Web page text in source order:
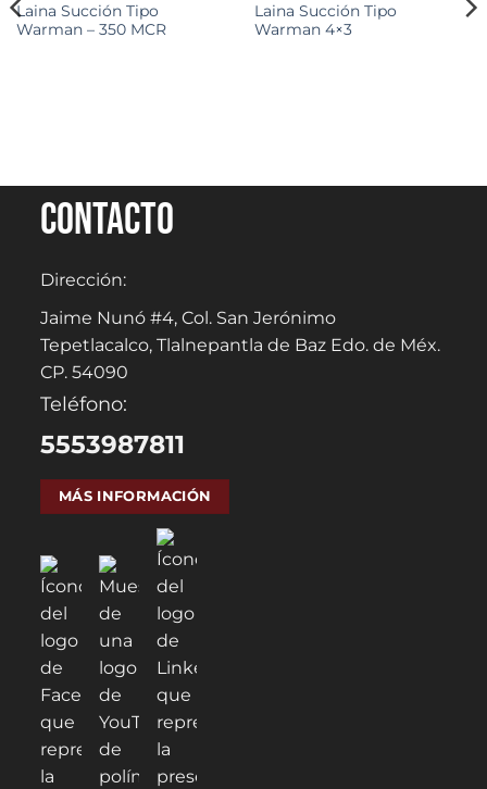
Laina Succión Tipo
Warman – 350 MCR
Laina Succión Tipo
Warman 4×3
Contacto
Dirección:
Jaime Nunó #4, Col. San Jerónimo
Tepetlacalco, Tlalnepantla de Baz Edo. de Méx.
CP. 54090
Teléfono:
5553987811
MÁS INFORMACIÓN